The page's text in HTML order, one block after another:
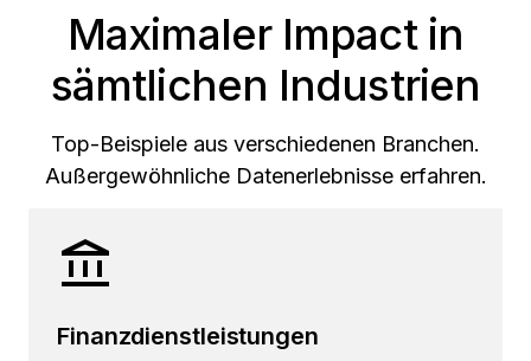
Maximaler Impact in
sämtlichen Industrien
Top-Beispiele aus verschiedenen Branchen.
Außergewöhnliche Datenerlebnisse erfahren.
Finanzdienstleistungen